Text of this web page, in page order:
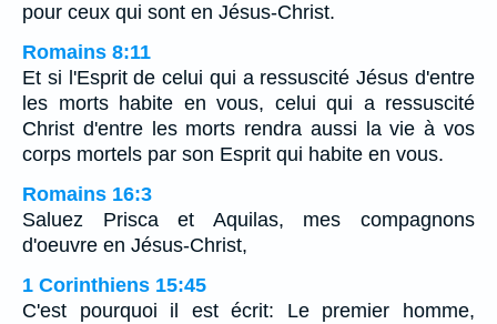
pour ceux qui sont en Jésus-Christ.
Romains 8:11
Et si l'Esprit de celui qui a ressuscité Jésus d'entre
les morts habite en vous, celui qui a ressuscité
Christ d'entre les morts rendra aussi la vie à vos
corps mortels par son Esprit qui habite en vous.
Romains 16:3
Saluez Prisca et Aquilas, mes compagnons
d'oeuvre en Jésus-Christ,
1 Corinthiens 15:45
C'est pourquoi il est écrit: Le premier homme,